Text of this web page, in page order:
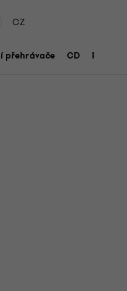
CZ
přehrávače CD
Of God